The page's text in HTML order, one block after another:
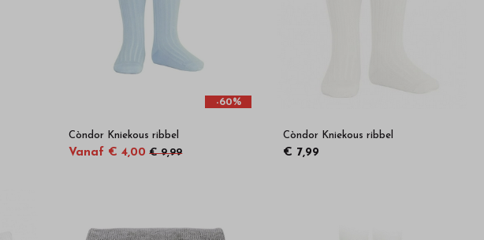
-60%
Còndor Kniekous ribbel
Vanaf € 4,00 € 9,99
Còndor Kniekous ribbel
€ 7,99